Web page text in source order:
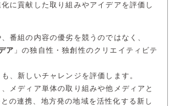
運営団体
に貢献した取り組みやアイデアを評価し
番組の内容の優劣を競うのではなく、
ア 」の独自性・独創性のクリエイティビテ
、新しいチャレンジを評価します。
メディア単体の取り組みや他メディアと
の連携、地方発の地域を活性化する新し